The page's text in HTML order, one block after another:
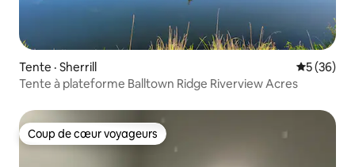
Tente · Sherrill Note
5 (36)
Tente à plateforme Balltown Ridge Riverview Acres
Coup de cœur voyageurs
Coup de cœur voyageurs